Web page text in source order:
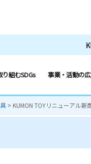
り組むSDGs 事業・活動の
> KUMON TOYリニューアル新